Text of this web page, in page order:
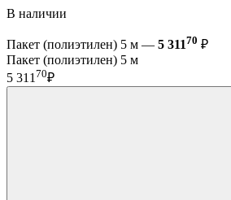
В наличии
Пакет (полиэтилен) 5 м — 5 31170 ₽
Пакет (полиэтилен) 5 м
5 31170₽